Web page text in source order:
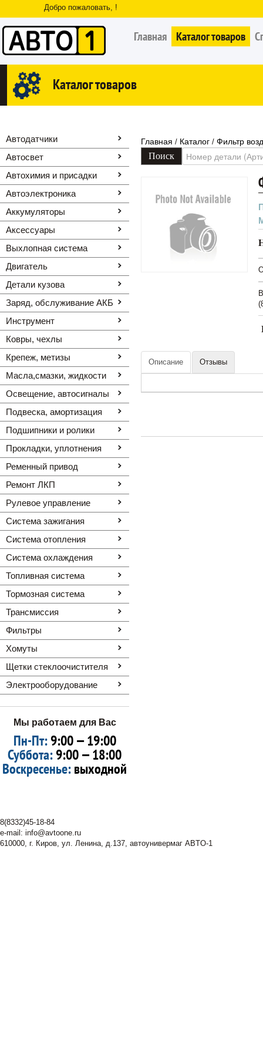
Добро пожаловать, !
Главная Каталог товаров
Каталог товаров
Автодатчики
Автосвет
Автохимия и присадки
Автоэлектроника
Аккумуляторы
Аксессуары
Выхлопная система
Двигатель
Детали кузова
Заряд, обслуживание АКБ
Инструмент
Ковры, чехлы
Крепеж, метизы
Масла,смазки, жидкости
Освещение, автоcигналы
Подвеска, амортизация
Подшипники и ролики
Прокладки, уплотнения
Ременный привод
Ремонт ЛКП
Рулевое управление
Система зажигания
Система отопления
Система охлаждения
Топливная система
Тормозная система
Трансмиссия
Фильтры
Хомуты
Щетки стеклоочистителя
Электрооборудование
Мы работаем для Вас
Пн-Пт:9:00 — 19:00
Суббота:9:00 — 18:00
Воскресенье:выходной
Главная / Каталог / Фильтр
Описание Отзывы
8(8332)45-18-84
e-mail: info@avtoone.ru
610000, г. Киров, ул. Ленина, д.137, автоунивермаг ABTO-1